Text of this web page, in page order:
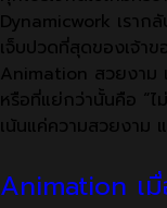
Dynamicwork เราก
เจ็บปวดที่สุดของเจ้า
Animation สวยงาม
หรือที่แย่กว่านั้นคือ “ไ
เน้นแค่ความสวยงาม
Animation เ